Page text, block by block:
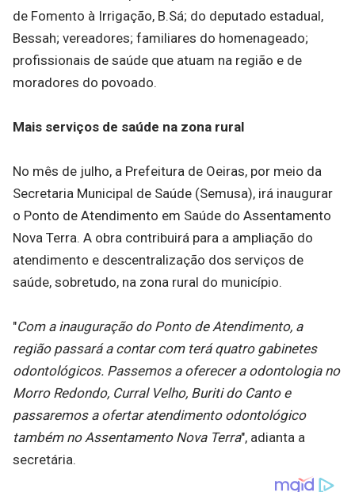
de Fomento à Irrigação, B.Sá; do deputado estadual,
Bessah; vereadores; familiares do homenageado;
profissionais de saúde que atuam na região e de
moradores do povoado.
Mais serviços de saúde na zona rural
No mês de julho, a Prefeitura de Oeiras, por meio da
Secretaria Municipal de Saúde (Semusa), irá inaugurar
o Ponto de Atendimento em Saúde do Assentamento
Nova Terra. A obra contribuirá para a ampliação do
atendimento e descentralização dos serviços de
saúde, sobretudo, na zona rural do município.
"Com a inauguração do Ponto de Atendimento, a
região passará a contar com terá quatro gabinetes
odontológicos. Passemos a oferecer a odontologia no
Morro Redondo, Curral Velho, Buriti do Canto e
passaremos a ofertar atendimento odontológico
também no Assentamento Nova Terra", adianta a
secretária.